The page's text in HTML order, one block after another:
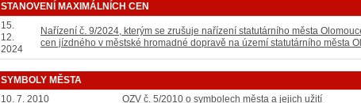
STANOVENÍ MAXIMÁLNÍCH CEN
15.
12.
2024
Nařízení č. 9/2024, kterým se zrušuje nařízení statutárního města
cen jízdného v městské hromadné dopravě na území statutárního města
SYMBOLY MĚSTA
10. 7. 2010
OZV č. 5/2010 o symbolech města a jejich užití